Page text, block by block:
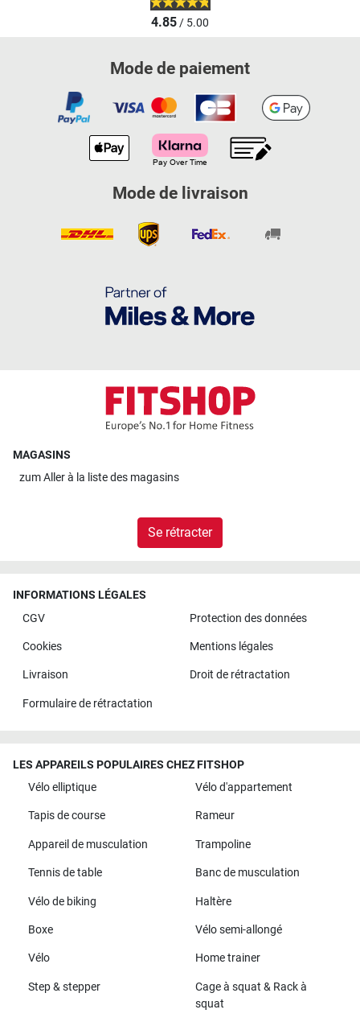
4.85/ 5.00
Mode de paiement
Mode de livraison
MAGASINS
zumAller à la liste des magasins
Se rétracter
INFORMATIONS LÉGALES
CGV
Protection des données
Cookies Mentions légales
Livraison Droit de rétractation
Formulaire de rétractation
LES APPAREILS POPULAIRES CHEZ FITSHOP
Vélo elliptique
Vélo d'appartement
Tapis de course Rameur
Appareil de musculation Trampoline
Tennis de table Banc de musculation
Vélo de biking Haltère
Boxe Vélo semi-allongé
Vélo Home trainer
Step & stepper
Cage à squat & Rack à
squat